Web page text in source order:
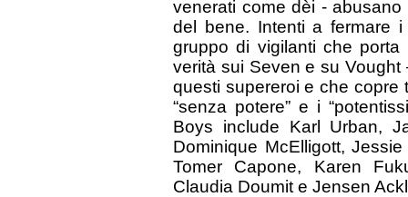
venerati come dèi -
del bene. Intenti a fermare
gruppo di vigilanti che porta
verità sui Seven e su
questi supereroi e che copre
“senza potere” e i
Boys include Karl Urban,
Dominique McElligott,
Tomer Capone, Karen
Claudia Doumit e Jensen